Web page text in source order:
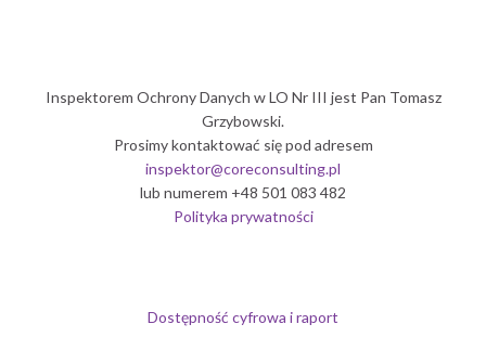
Inspektorem Ochrony Danych w LO Nr III jest Pan Tomasz
Grzybowski.
Prosimy kontaktować się pod adresem
inspektor@coreconsulting.pl
lub numerem +48 501 083 482
Polityka prywatności
Dostępność cyfrowa i raport